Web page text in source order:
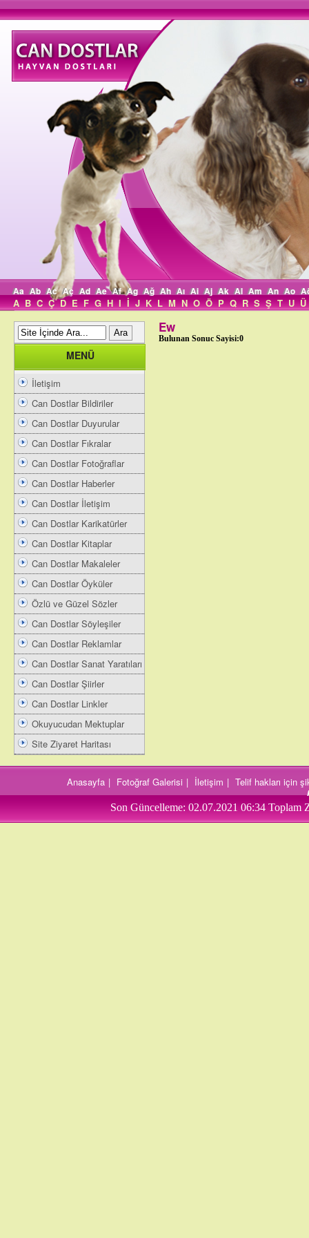
Aa Ab Ac Aç Ad Ae Af Ag Ağ Ah Aı Ai Aj Ak Al Am An Ao
A B C Ç D E F G H I İ J K L M N O Ö P Q R S Ş T U Ü
MENÜ
İletişim
Can Dostlar Bildiriler
Can Dostlar Duyurular
Can Dostlar Fıkralar
Can Dostlar Fotoğraflar
Can Dostlar Haberler
Can Dostlar İletişim
Can Dostlar Karikatürler
Can Dostlar Kitaplar
Can Dostlar Makaleler
Can Dostlar Öyküler
Özlü ve Güzel Sözler
Can Dostlar Söyleşiler
Can Dostlar Reklamlar
Can Dostlar Sanat Yaratıları
Can Dostlar Şiirler
Can Dostlar Linkler
Okuyucudan Mektuplar
Site Ziyaret Haritası
Ew
Bulunan Sonuc Sayisi:0
Anasayfa | Fotoğraf Galerisi | İletişim | Telif hakları için
Son Güncelleme: 02.07.2021 06:34 Toplam